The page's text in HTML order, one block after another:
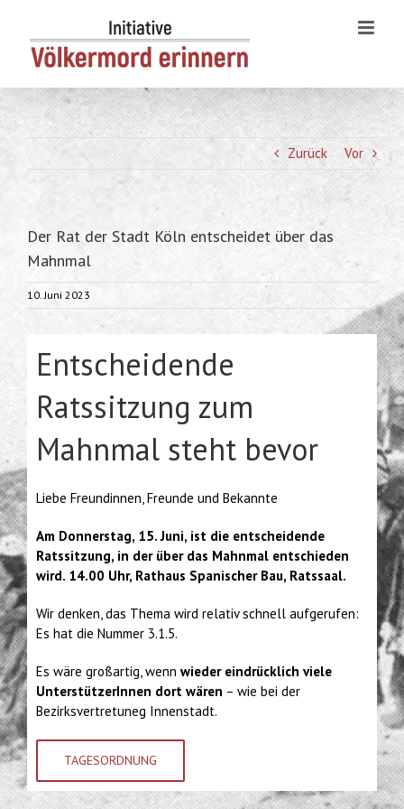
content
Zurück Vor
Der Rat der Stadt Köln entscheidet über das
Mahnmal
10. Juni 2023
Entscheidende
Ratssitzung zum
Mahnmal steht bevor
Liebe Freundinnen, Freunde und Bekannte
Am Donnerstag, 15. Juni, ist die entscheidende
Ratssitzung, in der über das Mahnmal entschieden
wird. 14.00 Uhr, Rathaus Spanischer Bau, Ratssaal.
Wir denken, das Thema wird relativ schnell aufgerufen:
Es hat die Nummer 3.1.5.
Es wäre großartig, wenn wieder eindrücklich viele
UnterstützerInnen dort wären – wie bei der
Bezirksvertretuneg Innenstadt.
TAGESORDNUNG